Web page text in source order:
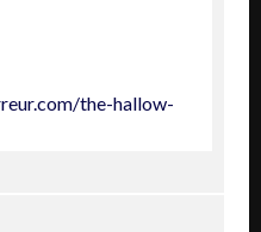
the-hallow-